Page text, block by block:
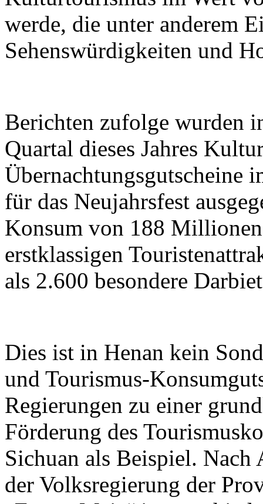
werde, die unter anderem
Sehenswürdigkeiten und
Berichten zufolge wurden
Quartal dieses Jahres
Übernachtungsgutscheine
für das Neujahrsfest
Konsum von 188
erstklassigen
als 2.600 besondere
Dies ist in Henan kein
und Tourismus-
Regierungen zu einer
Förderung des
Sichuan als Beispiel. Nach
der Volksregierung der